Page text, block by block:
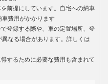
前提にしています。自宅への納車
費用がかかります
登録する際や、車の定置場所、登
なる場合があります。詳しくは
するために必要な費用も含まれて